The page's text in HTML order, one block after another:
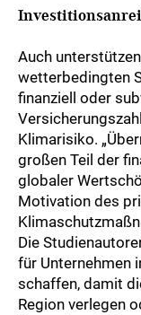
Auch
wetterbedingten
finanziell oder
Klimarisiko.
großen Teil der
globaler
Motivation des
Die
für Unternehmen
schaffen, damit
Region verlegen